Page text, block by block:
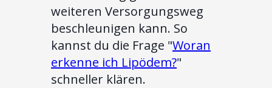
weiteren Versorgungsweg
beschleunigen kann. So
kannst du die Frage "Woran
erkenne ich Lipödem?"
schneller klären.